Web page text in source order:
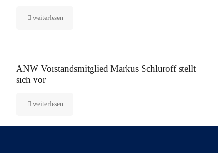
weiterlesen
ANW Vorstandsmitglied Markus Schluroff stellt
sich vor
weiterlesen